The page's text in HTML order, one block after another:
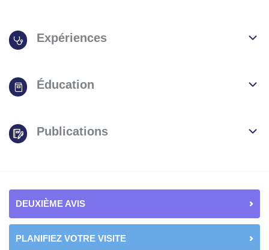
Expériences
Éducation
Publications
DEUXIÈME AVIS
PLANIFIEZ VOTRE VISITE